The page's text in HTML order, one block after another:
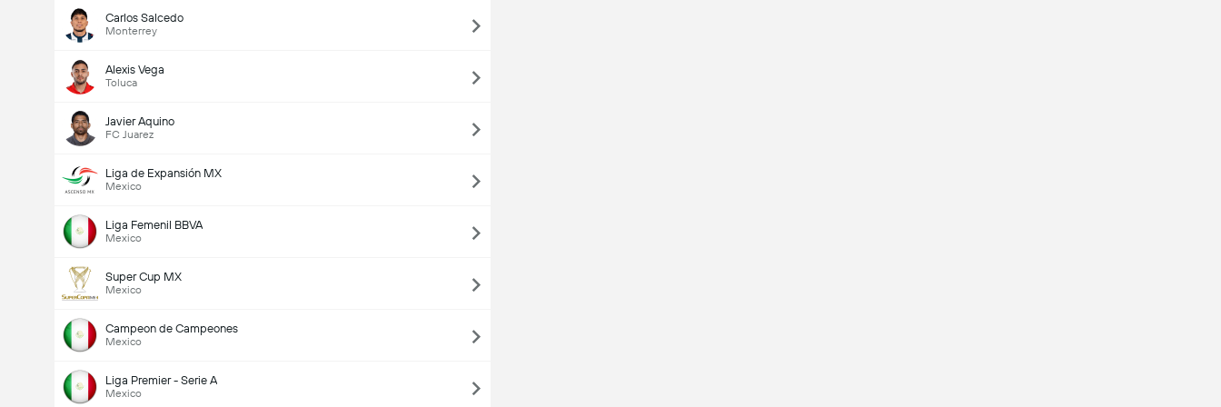
Carlos Salcedo
Monterrey
Alexis Vega
Toluca
Javier Aquino
FC Juarez
Liga de Expansión MX
Mexico
Liga Femenil BBVA
Mexico
Super Cup MX
Mexico
Campeon de Campeones
Mexico
Liga Premier - Serie A
Mexico